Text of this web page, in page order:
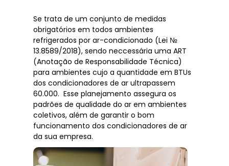
Se trata de um conjunto de medidas
obrigatórios em todos ambientes
refrigerados por ar-condicionado (Lei №
13.8589/2018), sendo neccessária uma ART
(Anotação de Responsabilidade Técnica)
para ambientes cujo a quantidade em BTUs
dos condicionadores de ar ultrapassem
60.000. Esse planejamento assegura os
padrões de qualidade do ar em ambientes
coletivos, além de garantir o bom
funcionamento dos condicionadores de ar
da sua empresa.